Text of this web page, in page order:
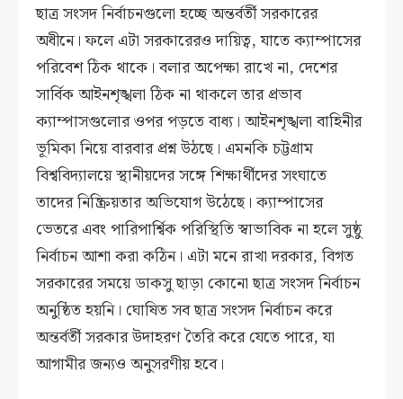
ছাত্র সংসদ নির্বাচনগুলো হচ্ছে অন্তর্বর্তী সরকারের
অধীনে। ফলে এটা সরকারেরও দায়িত্ব, যাতে ক্যাম্পাসের
পরিবেশ ঠিক থাকে। বলার অপেক্ষা রাখে না, দেশের
সার্বিক আইনশৃঙ্খলা ঠিক না থাকলে তার প্রভাব
ক্যাম্পাসগুলোর ওপর পড়তে বাধ্য। আইনশৃঙ্খলা বাহিনীর
ভূমিকা নিয়ে বারবার প্রশ্ন উঠছে। এমনকি চট্টগ্রাম
বিশ্ববিদ্যালয়ে স্থানীয়দের সঙ্গে শিক্ষার্থীদের সংঘাতে
তাদের নিষ্ক্রিয়তার অভিযোগ উঠেছে। ক্যাম্পাসের
ভেতরে এবং পারিপার্শ্বিক পরিস্থিতি স্বাভাবিক না হলে সুষ্ঠু
নির্বাচন আশা করা কঠিন। এটা মনে রাখা দরকার, বিগত
সরকারের সময়ে ডাকসু ছাড়া কোনো ছাত্র সংসদ নির্বাচন
অনুষ্ঠিত হয়নি। ঘোষিত সব ছাত্র সংসদ নির্বাচন করে
অন্তর্বর্তী সরকার উদাহরণ তৈরি করে যেতে পারে, যা
আগামীর জন্যও অনুসরণীয় হবে।